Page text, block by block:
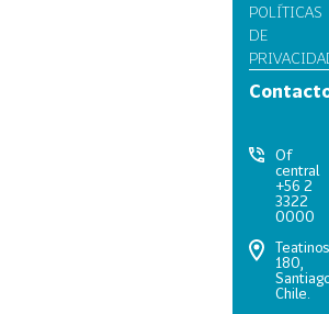
POLÍTICAS
DE
Of
central
+56 2
3322
0000
Teatinos
180,
Chile.